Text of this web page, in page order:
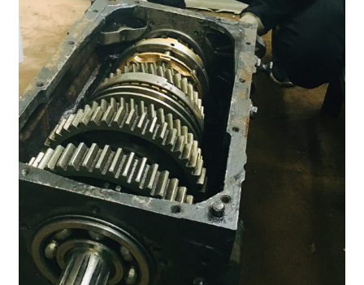
Информационная безопасность
Информация для детей-сирот
Памятные даты военной истории
Пожарная безопасность
Программа воспитания
Противодействие терроризму
Профилактическая работа
Работа педагога-психолога
Студенческий совет
Студенческий спортивный клуб
МЕТОДИЧЕСКАЯ РАБОТА